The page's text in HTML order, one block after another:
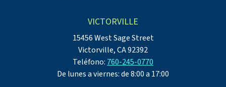
VICTORVILLE
15456 West Sage Street
Victorville, CA 92392
Teléfono: 760-245-0770
De lunes a viernes: de 8:00 a 17:00